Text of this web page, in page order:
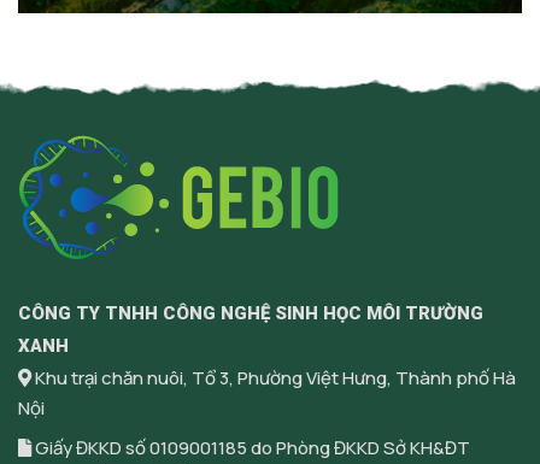
CÔNG TY TNHH CÔNG NGHỆ SINH HỌC MÔI TRƯỜNG
XANH
Khu trại chăn nuôi, Tổ 3, Phường Việt Hưng, Thành phố Hà
Nội
Giấy ĐKKD số 0109001185 do Phòng ĐKKD Sở KH&ĐT